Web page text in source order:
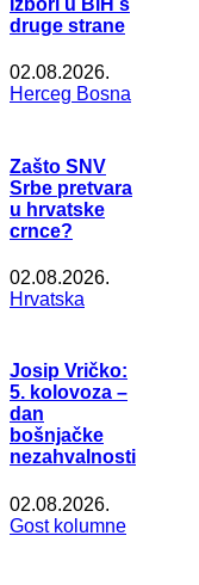
Izbori u BiH s
druge strane
02.08.2026.
Herceg Bosna
Zašto SNV
Srbe pretvara
u hrvatske
crnce?
02.08.2026.
Hrvatska
Josip Vričko:
5. kolovoza –
dan
bošnjačke
nezahvalnosti
02.08.2026.
Gost kolumne